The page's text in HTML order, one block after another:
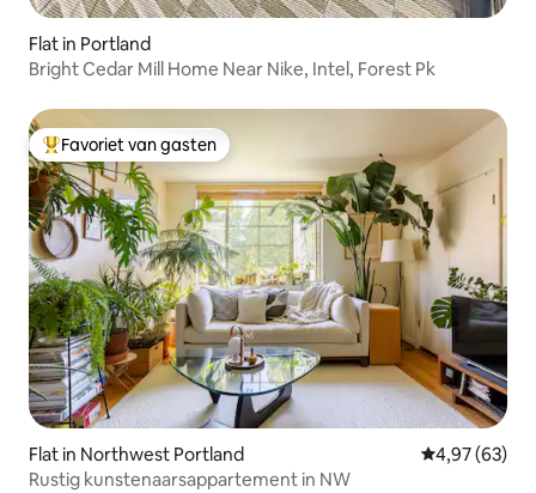
Flat in Portland
Bright Cedar Mill Home Near Nike, Intel, Forest Pk
Topfavoriet van gasten
Favoriet van gasten
Flat in Northwest Portland Gemiddelde
4,97 (63)
Rustig kunstenaarsappartement in NW